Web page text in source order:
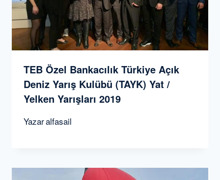
TEB Özel Bankacılık Türkiye Açık
Deniz Yarış Kulübü (TAYK) Yat /
Yelken Yarışları 2019
Yazaralfasail